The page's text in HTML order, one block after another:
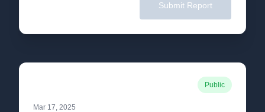
Submit Report
Public
Mar 17, 2025